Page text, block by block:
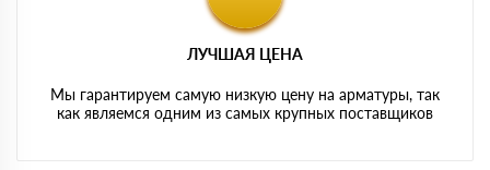
ЛУЧШАЯ ЦЕНА
Мы гарантируем самую низкую цену на арматуры, так
как являемся одним из самых крупных поставщиков